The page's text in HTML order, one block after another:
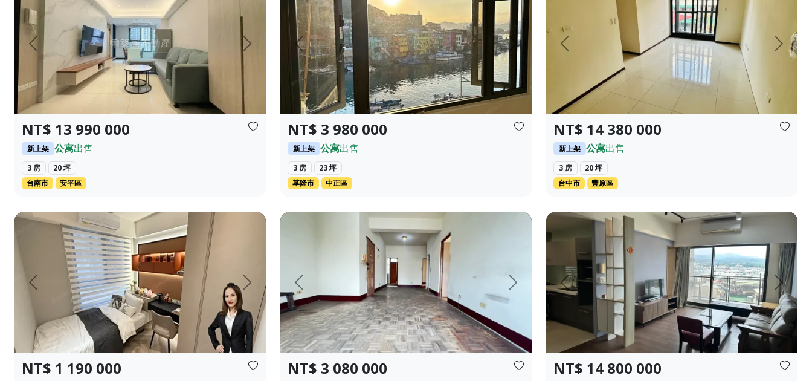
上一頁 下一頁
NT$ 13 990 000
新上架 公寓出售
3 房
20 坪
台南市
安平區
上一頁 下一頁
NT$ 3 980 000
新上架 公寓出售
3 房
23 坪
基隆市
中正區
上一頁 下一頁
NT$ 14 380 000
新上架 公寓出售
3 房
20 坪
台中市
豐原區
上一頁 下一頁
NT$ 1 190 000
靠近工業區漂亮的裝磺歡迎看屋新婚夫妻可以考慮看看喔
上一頁 下一頁
NT$ 3 080 000
鄰近五大商圈~舊籬仔內/五甲瑞隆/光華/三多/亞灣~ ~視野廣闊無死角~夜晚觀賞輕軌路廊~品茗咖啡~舒緩...
上一頁 下一頁
NT$ 14 800 000
后里市中心，成熟社區，大兩房， 平面車位， 本社區目前稀